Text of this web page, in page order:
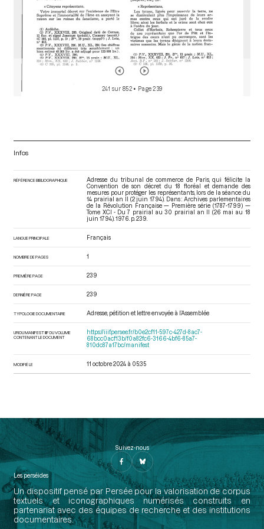
241 sur 852 • Page 239
Infos
RÉFÉRENCE BIBLIOGRAPHIQUE
Adresse du tribunal de commerce de Paris, qui félicite la
Convention de son décret du 18 floréal et demande des
mesures pour protéger les représentants, lors de la séance du
14 prairial an II (2 juin 1794). Dans : Archives parlementaires
de la Révolution Française — Première série (1787-1799) —
Tome XCI - Du 7 prairial au 30 prairial an II (26 mai au 18
juin 1794) . 1976. p. 239.
LANGUE PRINCIPALE Français
NOMBRE DE PAGES 1
PREMIÈRE PAGE 239
DERNIÈRE PAGE 239
TYPOLOGIE DOCUMENTAIRE Adresse, pétition et lettre envoyée à l’Assemblée
URI DU MANIFEST IIIF DU VOLUME
CONTENANT LE DOCUMENT
https://iiif.persee.fr/b0e2cf11-597c-427d-8ac7-
68bcc0acf13b/f0a82fc6-3166-4bf6-85a7-
810dc87a17bc/manifest
MODIFIÉ LE 11 octobre 2024 à 05:35
Suivez-nous
Les perséides
Un dispositif pensé par Persée pour la valorisation de corpus
textuels et iconographiques numérisés construits en
partenariat avec des équipes de recherche et des institutions
documentaires.